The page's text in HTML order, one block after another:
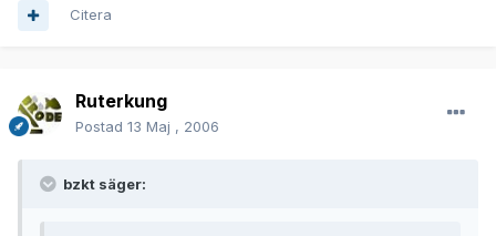
Citera
Ruterkung
Postad 13 Maj , 2006
bzkt säger: